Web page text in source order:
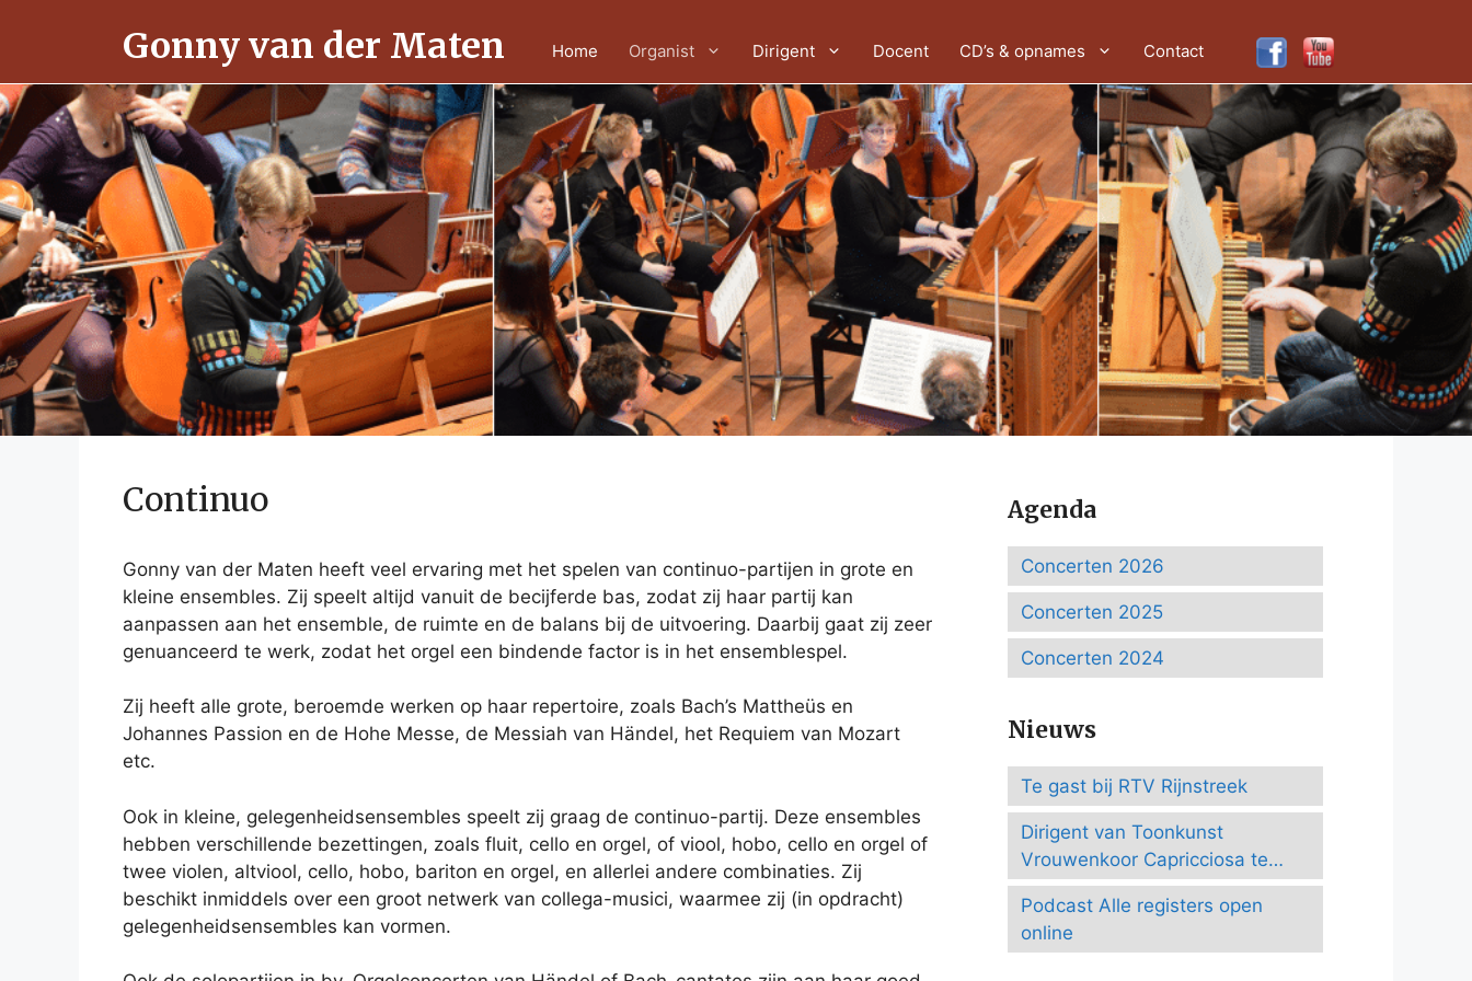
inhoud
Gonny van der Maten Home Organist Dirigent Docent CD’s & opnames Contact
Continuo
Gonny van der Maten heeft veel ervaring met het spelen van continuo-partijen in grote en
kleine ensembles. Zij speelt altijd vanuit de becijferde bas, zodat zij haar partij kan
aanpassen aan het ensemble, de ruimte en de balans bij de uitvoering. Daarbij gaat zij zeer
genuanceerd te werk, zodat het orgel een bindende factor is in het ensemblespel.
Zij heeft alle grote, beroemde werken op haar repertoire, zoals Bach’s Mattheüs en
Johannes Passion en de Hohe Messe, de Messiah van Händel, het Requiem van Mozart
etc.
Ook in kleine, gelegenheidsensembles speelt zij graag de continuo-partij. Deze ensembles
hebben verschillende bezettingen, zoals fluit, cello en orgel, of viool, hobo, cello en orgel of
twee violen, altviool, cello, hobo, bariton en orgel, en allerlei andere combinaties. Zij
beschikt inmiddels over een groot netwerk van collega-musici, waarmee zij (in opdracht)
gelegenheidsensembles kan vormen.
Agenda
Concerten 2026
Concerten 2025
Concerten 2024
Nieuws
Te gast bij RTV Rijnstreek
Dirigent van Toonkunst
Vrouwenkoor Capricciosa te
Amersfoort
Podcast Alle registers open
online